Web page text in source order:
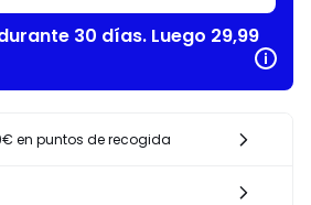
30 días. Luego 29,99
en puntos de recogida